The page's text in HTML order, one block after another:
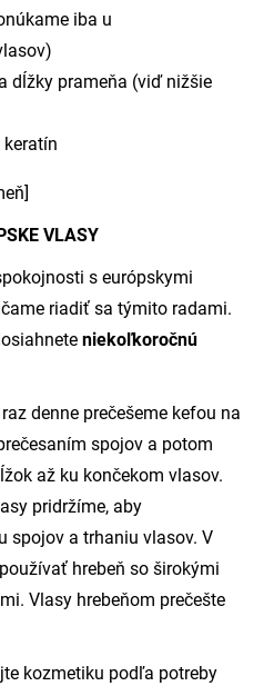
iba u
dĺžky prameňa (viď nižšie
VLASY
s európskymi
riadiť sa týmito radami.
niekoľkoročnú
denne prečešeme kefou na
spojov a potom
až ku končekom vlasov.
pridržíme, aby
spojov a trhaniu vlasov. V
hrebeň so širokými
Vlasy hrebeňom prečešte
kozmetiku podľa potreby